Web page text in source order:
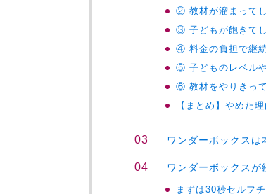
② 教材が溜まって
③ 子どもが飽きて
④ 料金の負担で継
⑤ 子どものレベル
⑥ 教材をやりきっ
【まとめ】やめた
ワンダーボックスは
ワンダーボックスが
まずは30秒セルフ